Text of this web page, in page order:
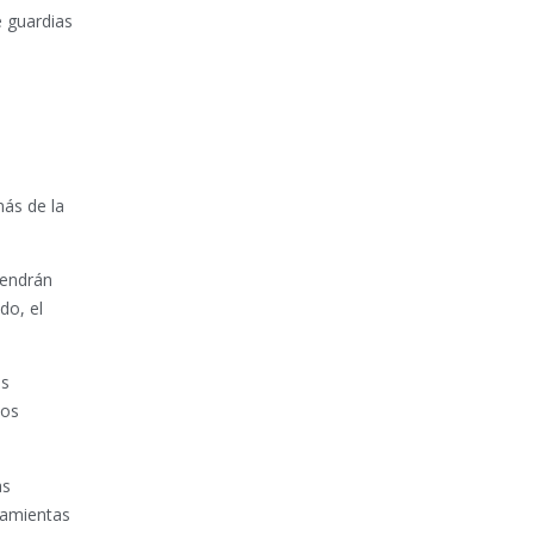
guardias
de la
el